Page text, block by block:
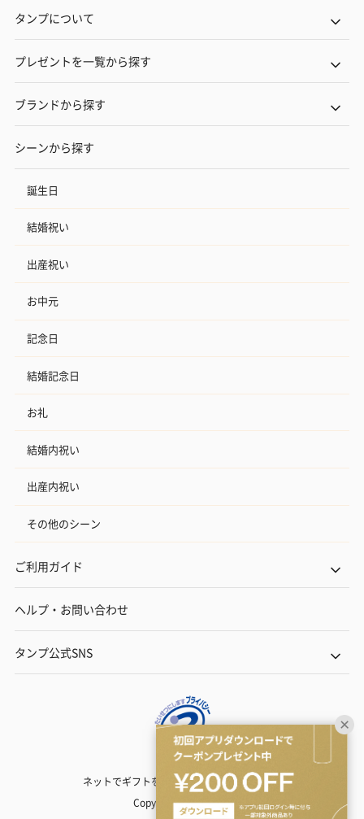
タンプについて
プレゼントを一覧から探す
ブランドから探す
シーンから探す
誕生日
結婚祝い
出産祝い
お中元
記念日
結婚記念日
お礼
結婚内祝い
出産内祝い
その他のシーン
ご利用ガイド
ヘルプ・お問い合わせ
タンプ公式SNS
ネットでギフトを贈るなら | TANP（タンプ）
Copyright© TANP Inc.